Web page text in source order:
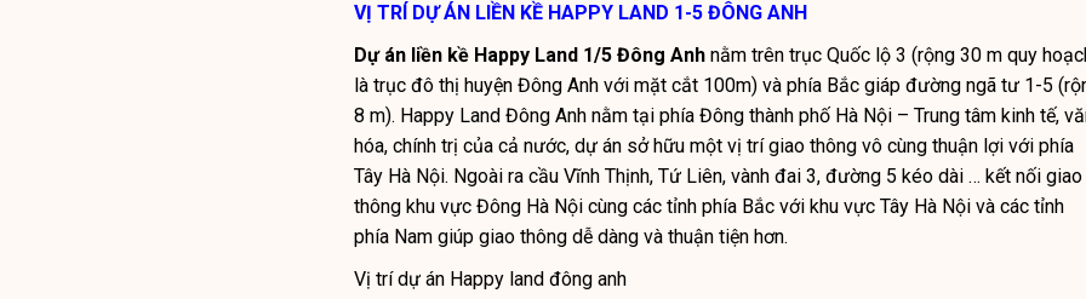
VỊ TRÍ DỰ ÁN LIỀN KỀ HAPPY LAND 1-5 ĐÔNG ANH
Dự án liền kề Happy Land 1/5 Đông Anhnằm trên trục Quốc lộ 3 (rộng 30 m quy
là trục đô thị huyện Đông Anh với mặt cắt 100m) và phía Bắc giáp đường ngã tư 1-5
8 m). Happy Land Đông Anh nằm tại phía Đông thành phố Hà Nội – Trung tâm kinh tế,
hóa, chính trị của cả nước, dự án sở hữu một vị trí giao thông vô cùng thuận lợi với phía
Tây Hà Nội. Ngoài ra cầu Vĩnh Thịnh, Tứ Liên, vành đai 3, đường 5 kéo dài … kết nối giao
thông khu vực Đông Hà Nội cùng các tỉnh phía Bắc với khu vực Tây Hà Nội và các tỉnh
phía Nam giúp giao thông dễ dàng và thuận tiện hơn.
Vị trí dự án Happy land đông anh